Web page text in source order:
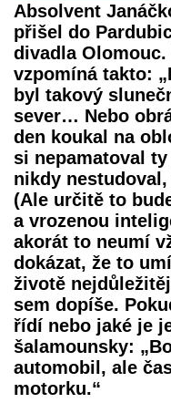
Absolvent
přišel do
divadla
vzpomíná takto:
byl takový
sever… Nebo
den koukal na
si nepamatoval
nikdy
(Ale určitě to
a vrozenou
akorát to neumí
dokázat, že to
životě
sem dopíše.
řídí nebo jaké je
šalamounsky:
automobil, ale
motorku.“